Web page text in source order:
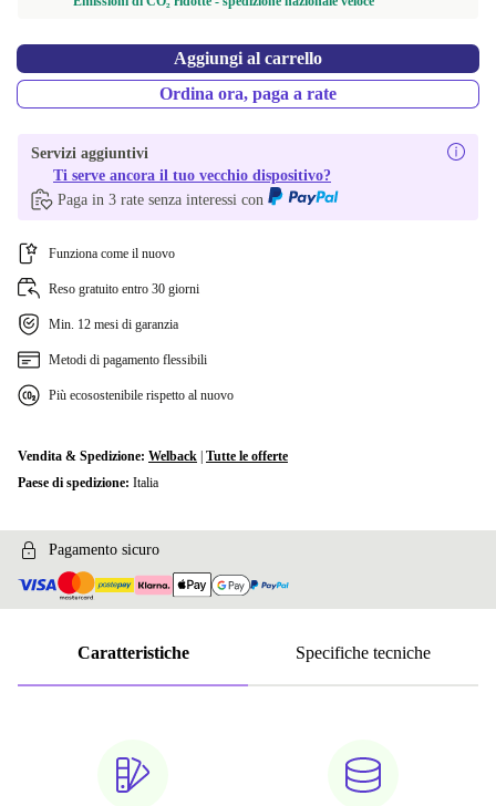
Aggiungi al carrello
Ordina ora, paga a rate
Servizi aggiuntivi
Ti serve ancora il tuo vecchio dispositivo?
Paga in 3 rate senza interessi con
Funziona come il nuovo
Reso gratuito entro 30 giorni
Min. 12 mesi di garanzia
Metodi di pagamento flessibili
Più ecosostenibile rispetto al nuovo
Vendita & Spedizione: Welback Tutte le offerte
Paese di spedizione: Italia
Pagamento sicuro
Caratteristiche Specifiche tecniche